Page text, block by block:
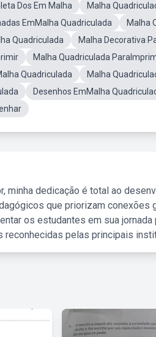
Dos Em Malha
Malha
EmMalha Quadriculada
Malha
Quadriculada
Malha Decorativa
Malha Quadriculada
Quadriculada
Malha
Desenhos EmMalha
minha dedicação é total ao
que priorizam conexões
os estudantes em sua
reconhecidas pelas principais